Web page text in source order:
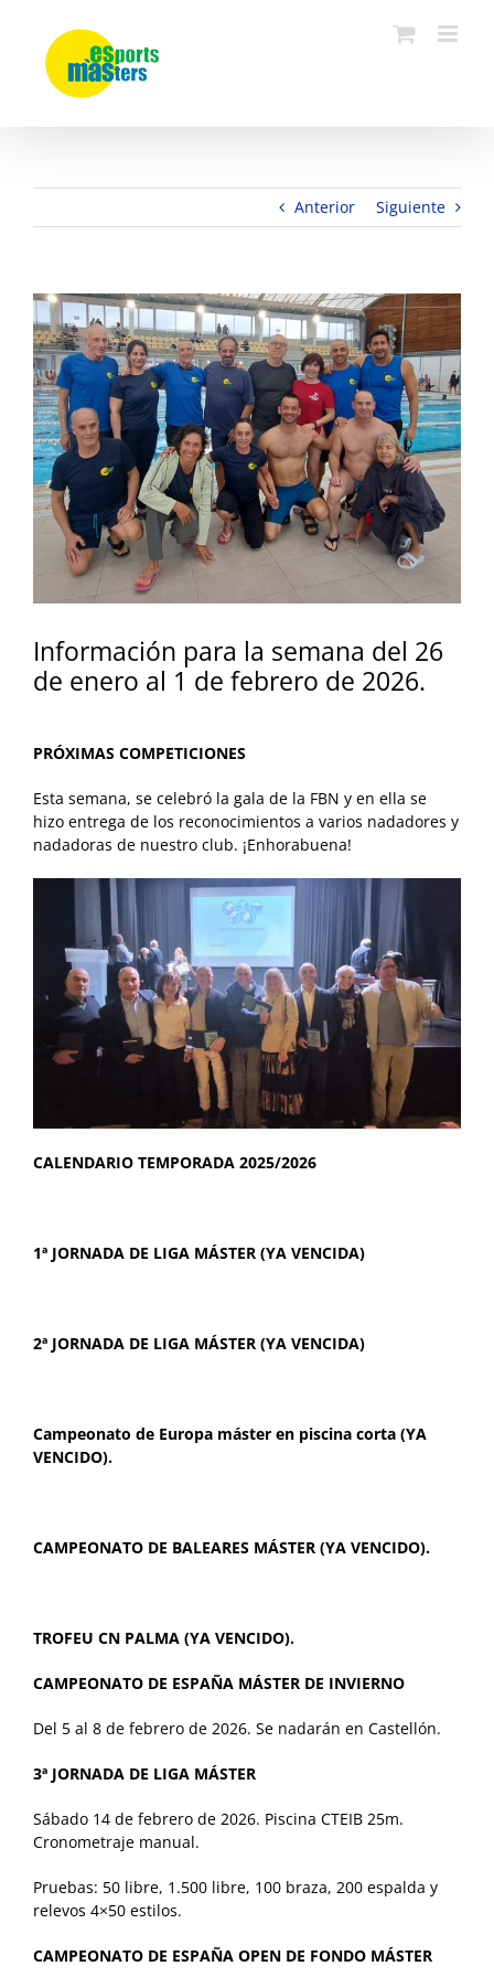
contenido
Anterior Siguiente
Información para la semana del 26
de enero al 1 de febrero de 2026.
PRÓXIMAS COMPETICIONES
Esta semana, se celebró la gala de la FBN y en ella se
hizo entrega de los reconocimientos a varios nadadores y
nadadoras de nuestro club. ¡Enhorabuena!
CALENDARIO TEMPORADA 2025/2026
1ª JORNADA DE LIGA MÁSTER (YA VENCIDA)
2ª JORNADA DE LIGA MÁSTER (YA VENCIDA)
Campeonato de Europa máster en piscina corta (YA
VENCIDO).
CAMPEONATO DE BALEARES MÁSTER (YA VENCIDO).
TROFEU CN PALMA (YA VENCIDO).
CAMPEONATO DE ESPAÑA MÁSTER DE INVIERNO
Del 5 al 8 de febrero de 2026. Se nadarán en Castellón.
3ª JORNADA DE LIGA MÁSTER
Sábado 14 de febrero de 2026. Piscina CTEIB 25m.
Cronometraje manual.
Pruebas: 50 libre, 1.500 libre, 100 braza, 200 espalda y
relevos 4×50 estilos.
CAMPEONATO DE ESPAÑA OPEN DE FONDO MÁSTER